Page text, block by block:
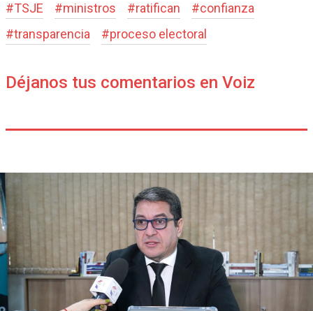
#TSJE #ministros #ratifican #confianza
#transparencia #proceso electoral
Déjanos tus comentarios en Voiz